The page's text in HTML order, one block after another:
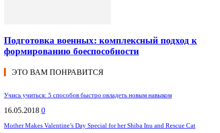
Подготовка военных: комплексный подход к
формированию боеспособности
ЭТО ВАМ ПОНРАВИТСЯ
Учись учиться: 5 способов быстро овладеть новым навыком
16.05.2018 0
Mother Makes Valentine’s Day Special for her Shiba Inu and Rescue Cat